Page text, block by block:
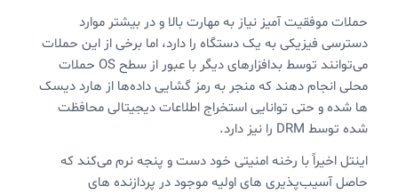
حملات موفقیت آمیز نیاز به مهارت بالا و در بیشتر موارد
دسترسی فیزیکی به یک دستگاه را دارد، اما برخی از این حملات
می‌توانند توسط بدافزارهای دیگر با عبور از سطح OS حملات
محلی انجام دهند که منجر به رمز گشایی داده‌ها از هارد دیسک
ها شده و حتی توانایی استخراج اطلاعات دیجیتالی محافظت
شده توسط DRM را نیز دارد.
اینتل اخیراً با رخنه امنیتی خود دست و پنجه نرم می‌کند که
حاصل آسیب‌پذیری های اولیه موجود در پردازنده های